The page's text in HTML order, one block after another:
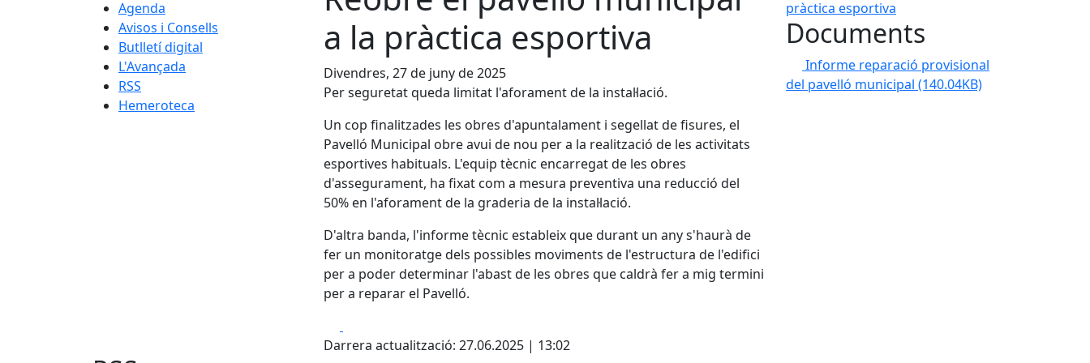
Agenda
Avisos i Consells
Butlletí digital
L'Avançada
RSS
Hemeroteca
a la pràctica esportiva
Divendres, 27 de juny de 2025
Per seguretat queda limitat l'aforament de la instal·lació.
Un cop finalitzades les obres d'apuntalament i segellat de fisures, el
Pavelló Municipal obre avui de nou per a la realització de les activitats
esportives habituals. L'equip tècnic encarregat de les obres
d'assegurament, ha fixat com a mesura preventiva una reducció del
50% en l'aforament de la graderia de la instal·lació.
D'altra banda, l'informe tècnic estableix que durant un any s'haurà de
fer un monitoratge dels possibles moviments de l'estructura de l'edifici
per a poder determinar l'abast de les obres que caldrà fer a mig termini
per a reparar el Pavelló.
Darrera actualització: 27.06.2025 | 13:02
Documents
Informe reparació provisional
del pavelló municipal (140.04KB)